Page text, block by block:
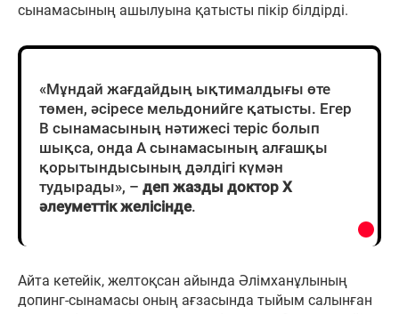
сынамасының ашылуына қатысты пікір білдірді.
«Мұндай жағдайдың ықтималдығы өте
төмен, әсіресе мельдонийге қатысты. Егер
В сынамасының нәтижесі теріс болып
шықса, онда А сынамасының алғашқы
қорытындысының дәлдігі күмән
тудырады», – деп жазды доктор X
әлеуметтік желісінде.
Айта кетейік, желтоқсан айында Әлімханұлының
допинг-сынамасы оның ағзасында тыйым салынған